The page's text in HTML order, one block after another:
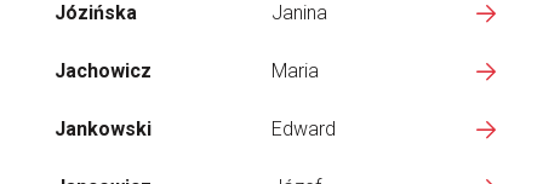
Józińska Janina
Jachowicz Maria
Jankowski Edward